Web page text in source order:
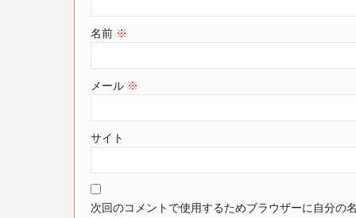
名前 ※
メール ※
サイト
次回のコメントで使用するためブラウザーに自分の